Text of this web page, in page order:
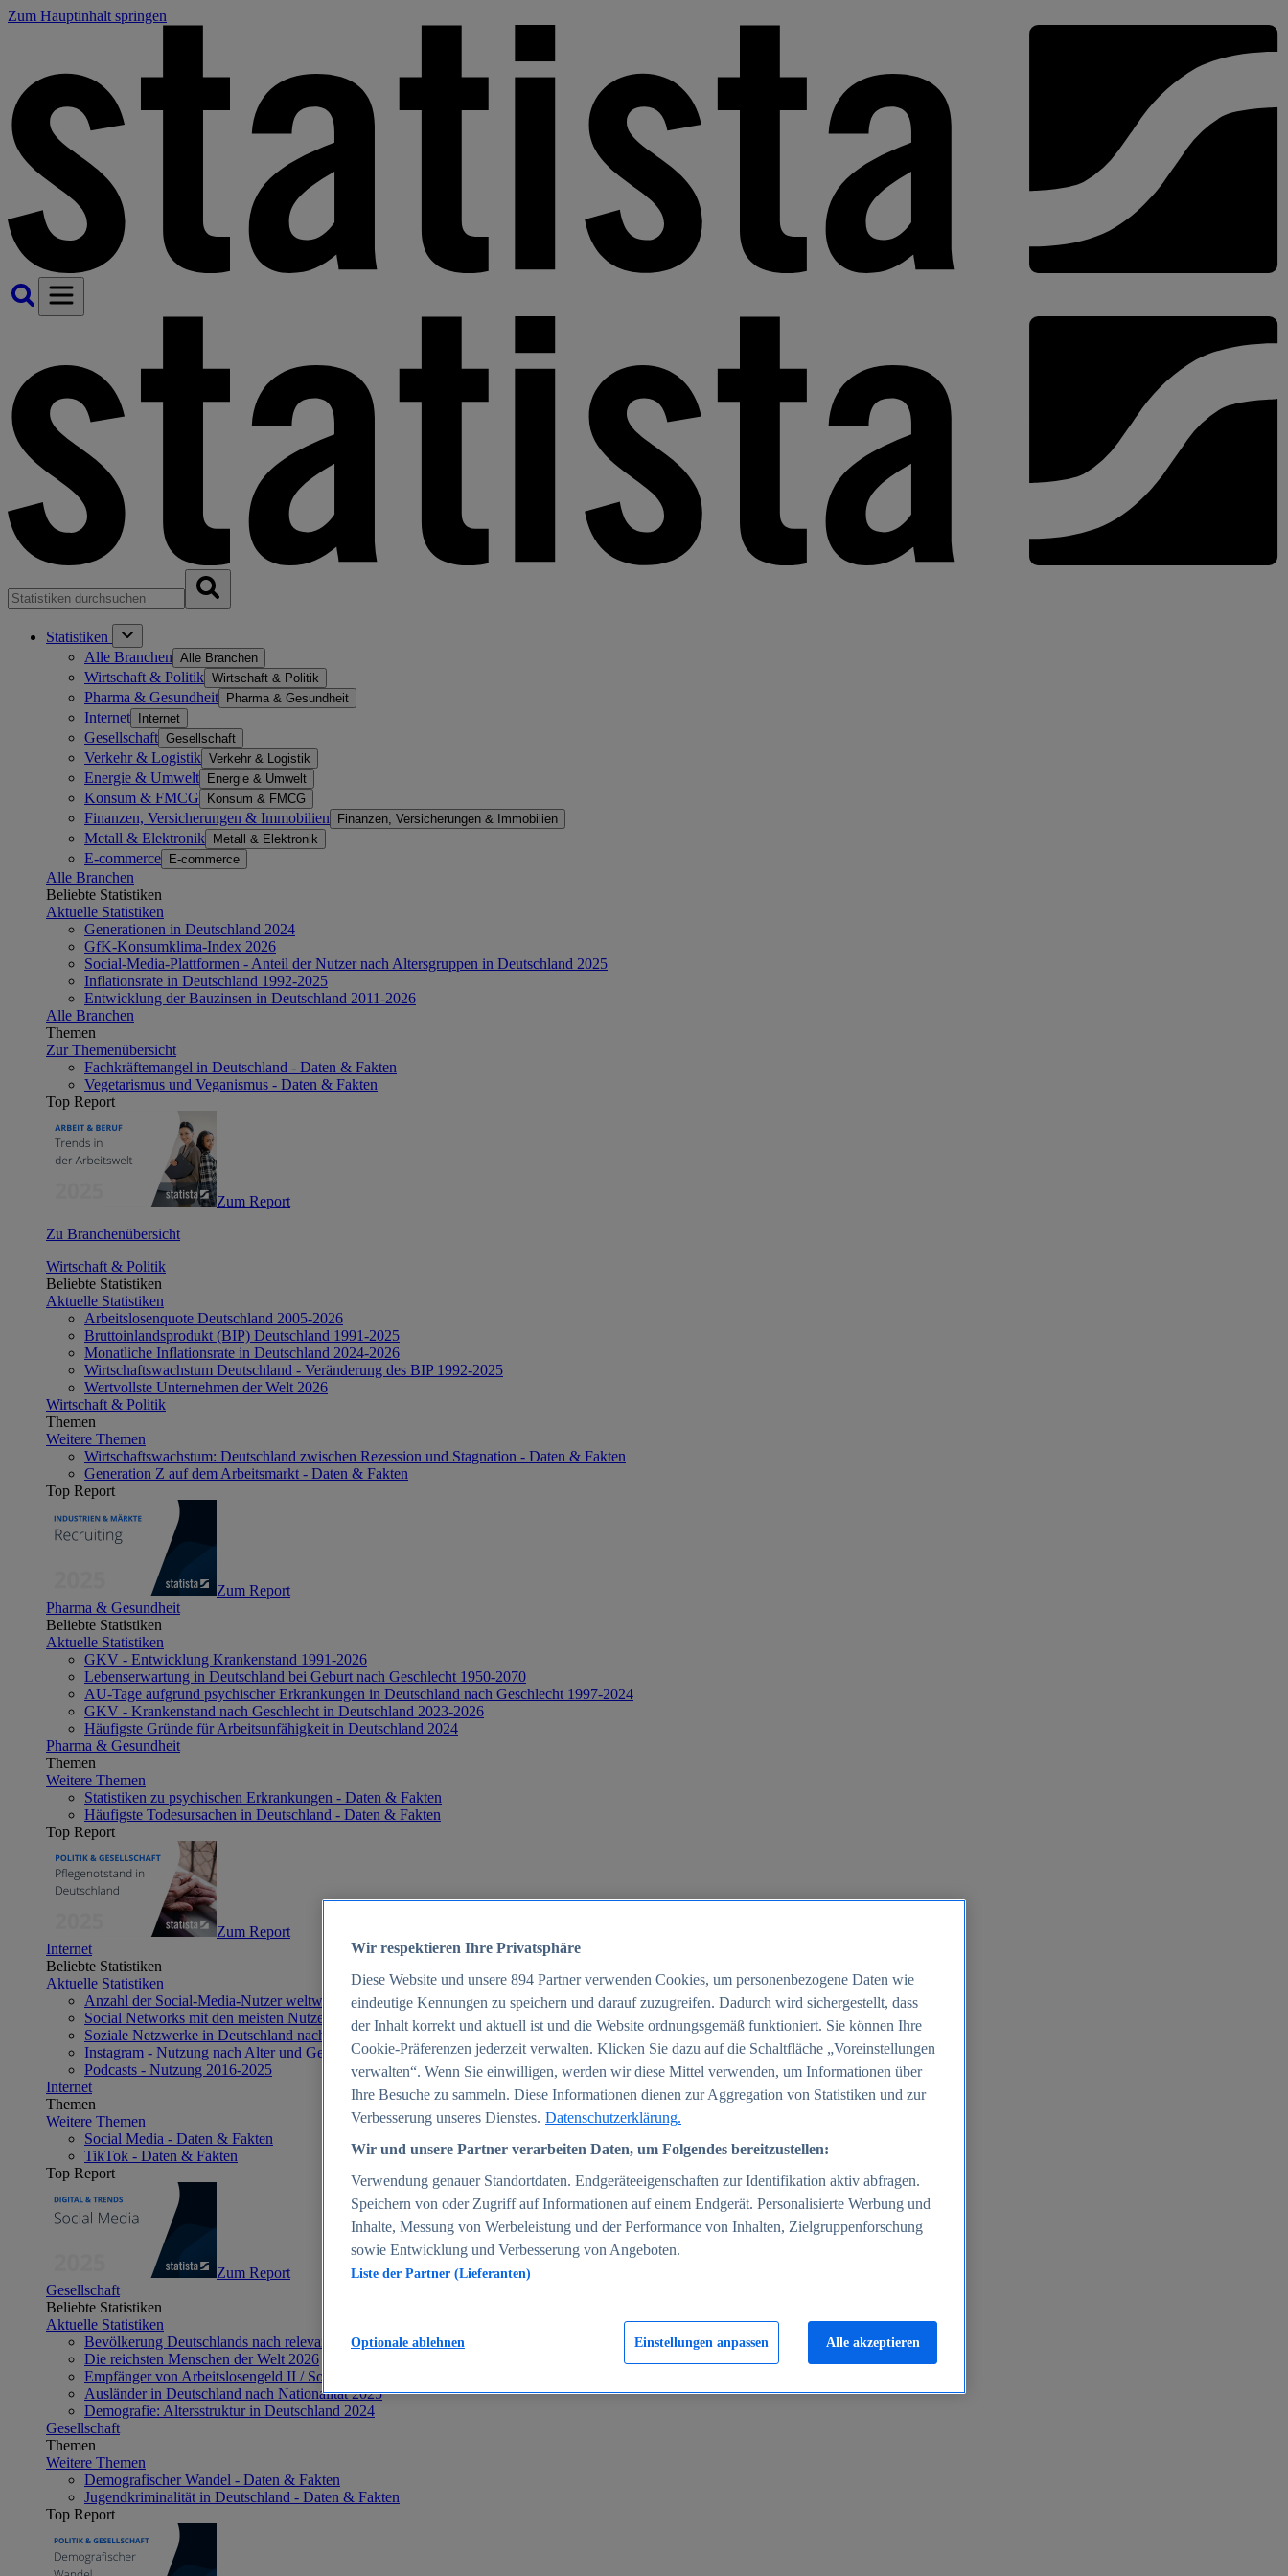
Zum Hauptinhalt springen
Statistiken
Alle Branchen Alle Branchen
Wirtschaft & Politik Wirtschaft & Politik
Pharma & Gesundheit Pharma & Gesundheit
Internet Internet
Gesellschaft Gesellschaft
Verkehr & Logistik Verkehr & Logistik
Energie & Umwelt Energie & Umwelt
Konsum & FMCG Konsum & FMCG
Finanzen, Versicherungen & Immobilien Finanzen, Versicherungen & Immobilien
Metall & Elektronik Metall & Elektronik
E-commerce E-commerce
Alle Branchen
Beliebte Statistiken
Aktuelle Statistiken
Generationen in Deutschland 2024
GfK-Konsumklima-Index 2026
Social-Media-Plattformen - Anteil der Nutzer nach Altersgruppen in Deutschland 2025
Inflationsrate in Deutschland 1992-2025
Entwicklung der Bauzinsen in Deutschland 2011-2026
Alle Branchen
Themen
Zur Themenübersicht
Fachkräftemangel in Deutschland - Daten & Fakten
Vegetarismus und Veganismus - Daten & Fakten
Top Report
Zum Report
Zu Branchenübersicht
Wirtschaft & Politik
Beliebte Statistiken
Aktuelle Statistiken
Arbeitslosenquote Deutschland 2005-2026
Bruttoinlandsprodukt (BIP) Deutschland 1991-2025
Monatliche Inflationsrate in Deutschland 2024-2026
Wirtschaftswachstum Deutschland - Veränderung des BIP 1992-2025
Wertvollste Unternehmen der Welt 2026
Wirtschaft & Politik
Themen
Weitere Themen
Wirtschaftswachstum: Deutschland zwischen Rezession und Stagnation - Daten & Fakten
Generation Z auf dem Arbeitsmarkt - Daten & Fakten
Top Report
Zum Report
Pharma & Gesundheit
Beliebte Statistiken
Aktuelle Statistiken
GKV - Entwicklung Krankenstand 1991-2026
Lebenserwartung in Deutschland bei Geburt nach Geschlecht 1950-2070
AU-Tage aufgrund psychischer Erkrankungen in Deutschland nach Geschlecht 1997-2024
GKV - Krankenstand nach Geschlecht in Deutschland 2023-2026
Häufigste Gründe für Arbeitsunfähigkeit in Deutschland 2024
Pharma & Gesundheit
Themen
Weitere Themen
Statistiken zu psychischen Erkrankungen - Daten & Fakten
Häufigste Todesursachen in Deutschland - Daten & Fakten
Top Report
Zum Report
Internet
Beliebte Statistiken
Aktuelle Statistiken
Anzahl der Social-Media-Nutzer weltweit 2012-2025
Social Networks mit den meisten Nutzern weltweit 2025
Soziale Netzwerke in Deutschland nach Generationen 2025
Instagram - Nutzung nach Alter und Geschlecht in Deutschland 2025
Podcasts - Nutzung 2016-2025
Internet
Themen
Weitere Themen
Social Media - Daten & Fakten
TikTok - Daten & Fakten
Top Report
Zum Report
Gesellschaft
Beliebte Statistiken
Aktuelle Statistiken
Bevölkerung Deutschlands nach relevanten Altersgruppen 2024
Die reichsten Menschen der Welt 2026
Empfänger von Arbeitslosengeld II / Sozialgeld / Bürgergeld in Deutschland 2005-2025
Ausländer in Deutschland nach Nationalität 2025
Demografie: Altersstruktur in Deutschland 2024
Gesellschaft
Themen
Weitere Themen
Demografischer Wandel - Daten & Fakten
Jugendkriminalität in Deutschland - Daten & Fakten
Top Report
Wir respektieren Ihre Privatsphäre
Diese Website und unsere 894 Partner verwenden Cookies, um personenbezogene Daten wie
eindeutige Kennungen zu speichern und darauf zuzugreifen. Dadurch wird sichergestellt, dass
der Inhalt korrekt und aktuell ist und die Website ordnungsgemäß funktioniert. Sie können Ihre
Cookie-Präferenzen jederzeit verwalten. Klicken Sie dazu auf die Schaltfläche „Voreinstellungen
verwalten“. Wenn Sie einwilligen, werden wir diese Mittel verwenden, um Informationen über
Ihre Besuche zu sammeln. Diese Informationen dienen zur Aggregation von Statistiken und zur
Verbesserung unseres Dienstes. Datenschutzerklärung.
Wir und unsere Partner verarbeiten Daten, um Folgendes bereitzustellen:
Verwendung genauer Standortdaten. Endgeräteeigenschaften zur Identifikation aktiv abfragen.
Speichern von oder Zugriff auf Informationen auf einem Endgerät. Personalisierte Werbung und
Inhalte, Messung von Werbeleistung und der Performance von Inhalten, Zielgruppenforschung
sowie Entwicklung und Verbesserung von Angeboten.
Liste der Partner (Lieferanten)
Einstellungen anpassen
Optionale ablehnen Alle akzeptieren